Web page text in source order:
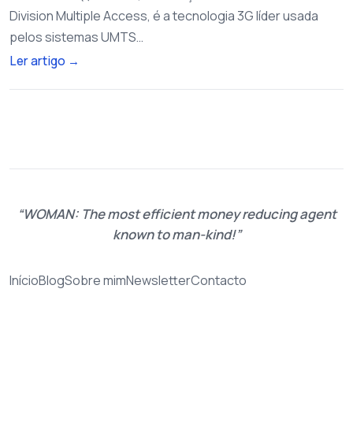
Division Multiple Access, é a tecnologia 3G líder usada
pelos sistemas UMTS…
Ler artigo →
WOMAN: The most efficient money reducing agent
known to man-kind!
InícioBlogSobre mimNewsletterContacto